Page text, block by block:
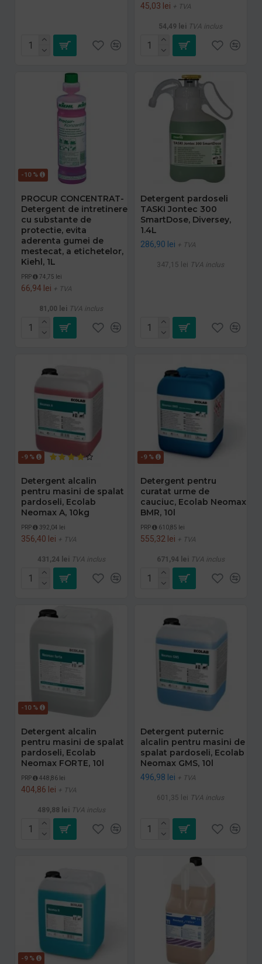
45,03 lei + TVA
54,49 lei TVA inclus
-10 %
PROCUR CONCENTRAT-
Detergent de intretinere
cu substante de
protectie, evita
aderenta gumei de
mestecat, a etichetelor,
Kiehl, 1L
PRP 74,75 lei
66,94 lei + TVA
81,00 lei TVA inclus
Detergent pardoseli
TASKI Jontec 300
SmartDose, Diversey,
1.4L
286,90 lei + TVA
347,15 lei TVA inclus
-9 %
Detergent alcalin
pentru masini de spalat
pardoseli, Ecolab
Neomax A, 10kg
PRP 392,04 lei
356,40 lei + TVA
431,24 lei TVA inclus
-9 %
Detergent pentru
curatat urme de
cauciuc, Ecolab Neomax
BMR, 10l
PRP 610,85 lei
555,32 lei + TVA
671,94 lei TVA inclus
-10 %
Detergent alcalin
pentru masini de spalat
pardoseli, Ecolab
Neomax FORTE, 10l
PRP 448,86 lei
404,86 lei + TVA
489,88 lei TVA inclus
Detergent puternic
alcalin pentru masini de
spalat pardoseli, Ecolab
Neomax GMS, 10l
496,98 lei + TVA
601,35 lei TVA inclus
-9 %